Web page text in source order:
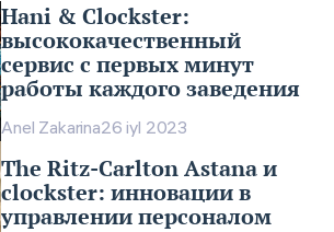
Hani & Clockster:
высококачественный
сервис с первых минут
работы каждого заведения
Anel Zakarina26 iyl 2023
The Ritz-Carlton Astana и
clockster: инновации в
управлении персоналом